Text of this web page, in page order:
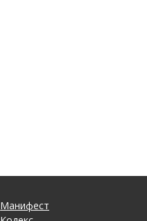
Манифест